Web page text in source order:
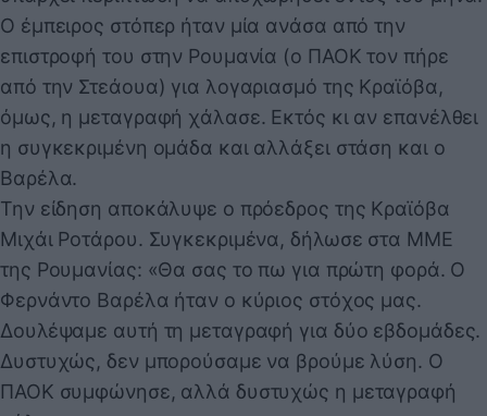
Ο έμπειρος στόπερ ήταν μία ανάσα από την
επιστροφή του στην Ρουμανία (ο ΠΑΟΚ τον πήρε
από την Στεάουα) για λογαριασμό της Κραϊόβα,
όμως, η μεταγραφή χάλασε. Εκτός κι αν επανέλθει
η συγκεκριμένη ομάδα και αλλάξει στάση και ο
Βαρέλα.
Την είδηση αποκάλυψε ο πρόεδρος της Κραϊόβα
Μιχάι Ροτάρου. Συγκεκριμένα, δήλωσε στα ΜΜΕ
της Ρουμανίας: «Θα σας το πω για πρώτη φορά. Ο
Φερνάντο Βαρέλα ήταν ο κύριος στόχος μας.
Δουλέψαμε αυτή τη μεταγραφή για δύο εβδομάδες.
Δυστυχώς, δεν μπορούσαμε να βρούμε λύση. Ο
ΠΑΟΚ συμφώνησε, αλλά δυστυχώς η μεταγραφή